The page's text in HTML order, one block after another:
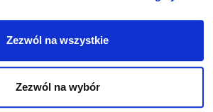
Zezwól na wszystkie
Zezwól na wybór